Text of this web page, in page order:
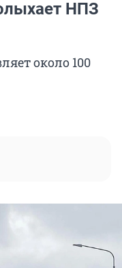
НПЗ
около 100